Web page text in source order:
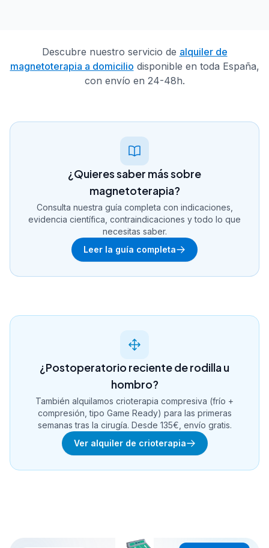
Descubre nuestro servicio de alquiler de
magnetoterapia a domicilio disponible en toda España,
con envío en 24-48h.
¿Quieres saber más sobre
magnetoterapia?
Consulta nuestra guía completa con indicaciones,
evidencia científica, contraindicaciones y todo lo que
necesitas saber.
Leer la guía completa
¿Postoperatorio reciente de rodilla u
hombro?
También alquilamos crioterapia compresiva (frío +
compresión, tipo Game Ready) para las primeras
semanas tras la cirugía. Desde 135€, envío gratis.
Ver alquiler de crioterapia